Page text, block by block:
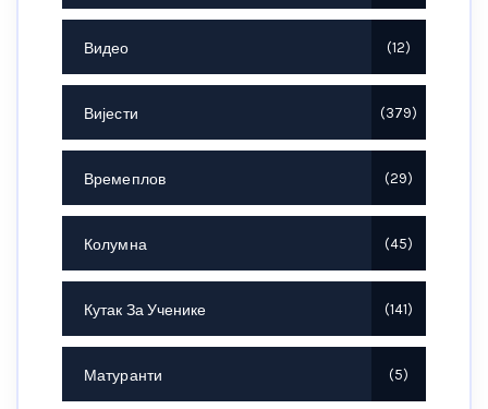
Видео 12
Вијести 379
Времеплов 29
Колумна 45
Кутак За Ученике 141
Матуранти 5